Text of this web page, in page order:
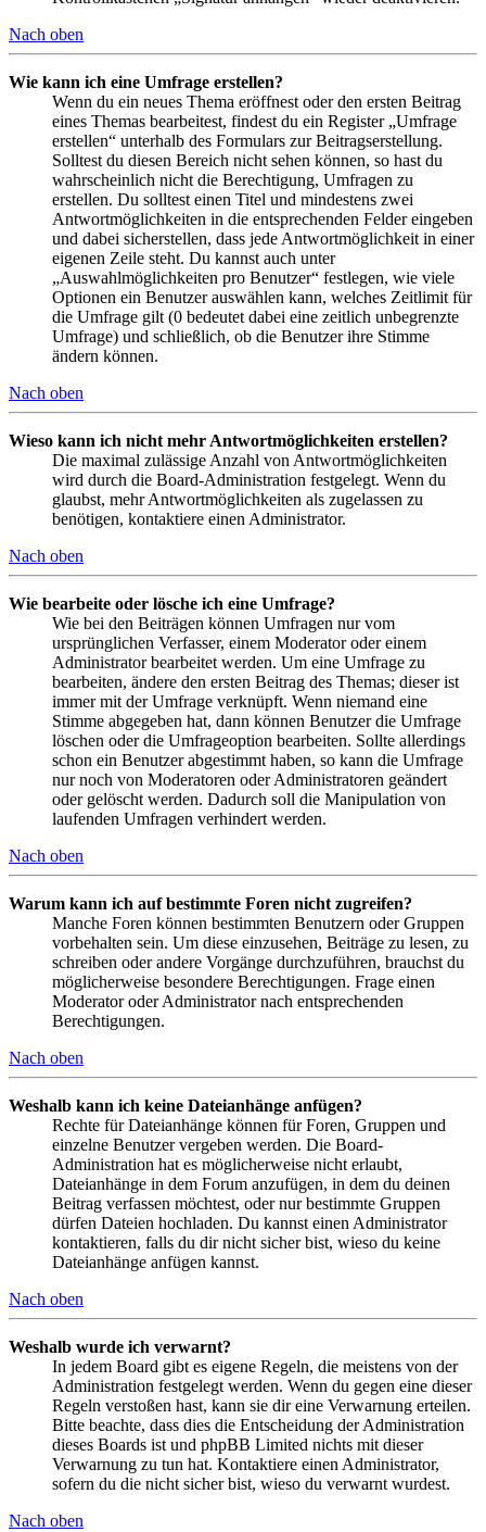
Nach oben
Wie kann ich eine Umfrage erstellen?
Wenn du ein neues Thema eröffnest oder den ersten Beitrag
eines Themas bearbeitest, findest du ein Register „Umfrage
erstellen“ unterhalb des Formulars zur Beitragserstellung.
Solltest du diesen Bereich nicht sehen können, so hast du
wahrscheinlich nicht die Berechtigung, Umfragen zu
erstellen. Du solltest einen Titel und mindestens zwei
Antwortmöglichkeiten in die entsprechenden Felder eingeben
und dabei sicherstellen, dass jede Antwortmöglichkeit in einer
eigenen Zeile steht. Du kannst auch unter
„Auswahlmöglichkeiten pro Benutzer“ festlegen, wie viele
Optionen ein Benutzer auswählen kann, welches Zeitlimit für
die Umfrage gilt (0 bedeutet dabei eine zeitlich unbegrenzte
Umfrage) und schließlich, ob die Benutzer ihre Stimme
ändern können.
Nach oben
Wieso kann ich nicht mehr Antwortmöglichkeiten erstellen?
Die maximal zulässige Anzahl von Antwortmöglichkeiten
wird durch die Board-Administration festgelegt. Wenn du
glaubst, mehr Antwortmöglichkeiten als zugelassen zu
benötigen, kontaktiere einen Administrator.
Nach oben
Wie bearbeite oder lösche ich eine Umfrage?
Wie bei den Beiträgen können Umfragen nur vom
ursprünglichen Verfasser, einem Moderator oder einem
Administrator bearbeitet werden. Um eine Umfrage zu
bearbeiten, ändere den ersten Beitrag des Themas; dieser ist
immer mit der Umfrage verknüpft. Wenn niemand eine
Stimme abgegeben hat, dann können Benutzer die Umfrage
löschen oder die Umfrageoption bearbeiten. Sollte allerdings
schon ein Benutzer abgestimmt haben, so kann die Umfrage
nur noch von Moderatoren oder Administratoren geändert
oder gelöscht werden. Dadurch soll die Manipulation von
laufenden Umfragen verhindert werden.
Nach oben
Warum kann ich auf bestimmte Foren nicht zugreifen?
Manche Foren können bestimmten Benutzern oder Gruppen
vorbehalten sein. Um diese einzusehen, Beiträge zu lesen, zu
schreiben oder andere Vorgänge durchzuführen, brauchst du
möglicherweise besondere Berechtigungen. Frage einen
Moderator oder Administrator nach entsprechenden
Berechtigungen.
Nach oben
Weshalb kann ich keine Dateianhänge anfügen?
Rechte für Dateianhänge können für Foren, Gruppen und
einzelne Benutzer vergeben werden. Die Board-
Administration hat es möglicherweise nicht erlaubt,
Dateianhänge in dem Forum anzufügen, in dem du deinen
Beitrag verfassen möchtest, oder nur bestimmte Gruppen
dürfen Dateien hochladen. Du kannst einen Administrator
kontaktieren, falls du dir nicht sicher bist, wieso du keine
Dateianhänge anfügen kannst.
Nach oben
Weshalb wurde ich verwarnt?
In jedem Board gibt es eigene Regeln, die meistens von der
Administration festgelegt werden. Wenn du gegen eine dieser
Regeln verstoßen hast, kann sie dir eine Verwarnung erteilen.
Bitte beachte, dass dies die Entscheidung der Administration
dieses Boards ist und phpBB Limited nichts mit dieser
Verwarnung zu tun hat. Kontaktiere einen Administrator,
sofern du die nicht sicher bist, wieso du verwarnt wurdest.
Nach oben